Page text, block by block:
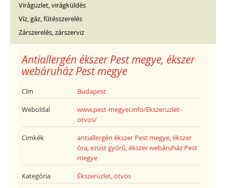
Virágüzlet, virágküldés
Víz, gáz, fűtésszerelés
Zárszerelés, zárszerviz
Antiallergén ékszer Pest megye, ékszer
webáruház Pest megye
Cím Budapest
Weboldal
www.pest-megyei.info/Ekszeruzlet-
otvos/
Cimkék antiallergén ékszer Pest megye,ékszer
óra,ezüst gyűrű,ékszer webáruház Pest
megye
Kategória Ékszerüzlet, ötvös